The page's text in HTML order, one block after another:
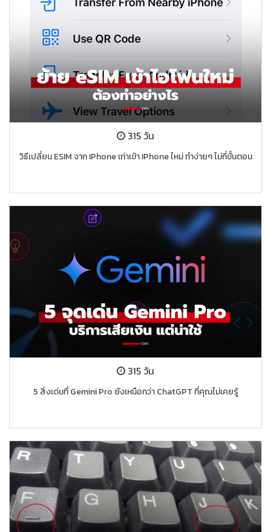
315 วัน
วิธีเปลี่ยน ESIM จาก IPhone เก่าเข้า IPhone ใหม่ ทำง่ายๆ ไม่กี่ขั้นตอน
315 วัน
5 สิ่งเด่นที่ Gemini Pro ยังเหนือกว่า ChatGPT ที่คุณไม่เคยรู้